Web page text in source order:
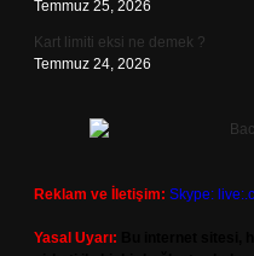
Temmuz 25, 2026
Kart limiti eksi ne demek ?
Temmuz 24, 2026
Reklam ve İletişim: Skype:
Yasal Uyarı: